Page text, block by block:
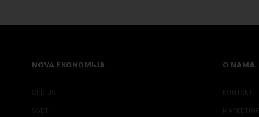
NOVA EKONOMIJA
SRBIJA
SVET
O NAMA
KONTAKT
MARKETING